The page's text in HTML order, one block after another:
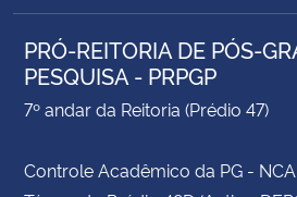
PRÓ-REITORIA DE PÓS-
PESQUISA - PRPGP
7º andar da Reitoria (Prédio 47)
Controle Acadêmico da PG -